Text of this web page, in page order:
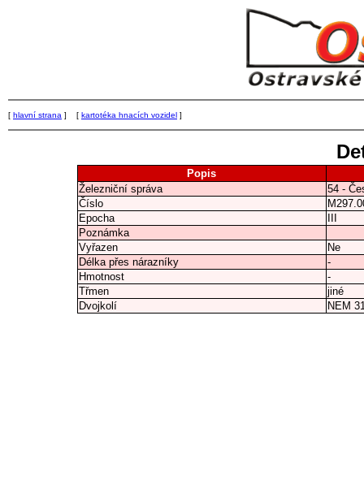
[ hlavní strana ] [ kartotéka hnacích vozidel ]
Popis
Železniční správa
54 -
Číslo
Epocha
Poznámka
Vyřazen
Ne
Délka přes nárazníky
-
Hmotnost
-
Třmen
jiné
Dvojkolí
NEM